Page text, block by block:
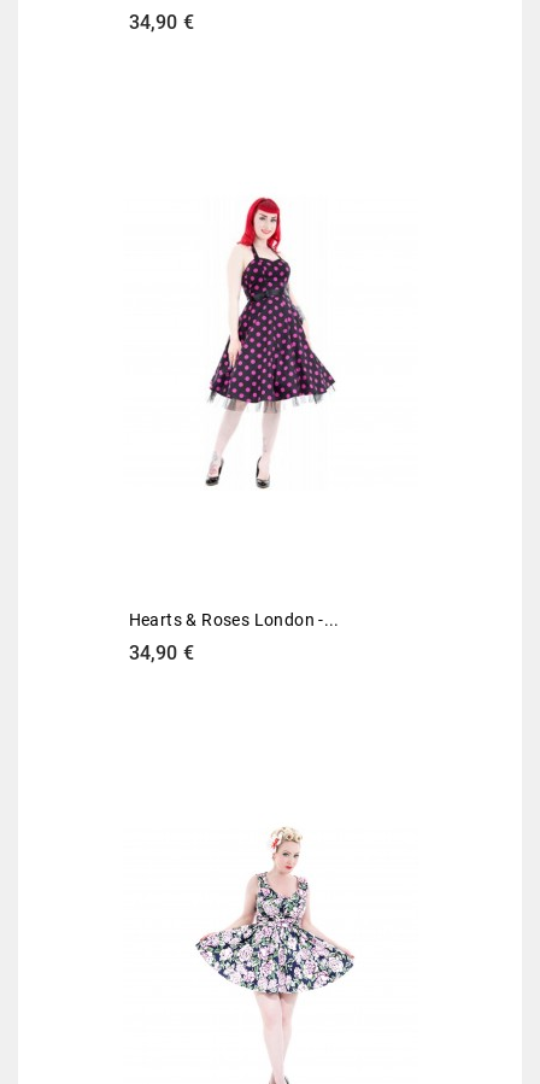
Preis
34,90 €
Hearts & Roses London -...
Preis
34,90 €